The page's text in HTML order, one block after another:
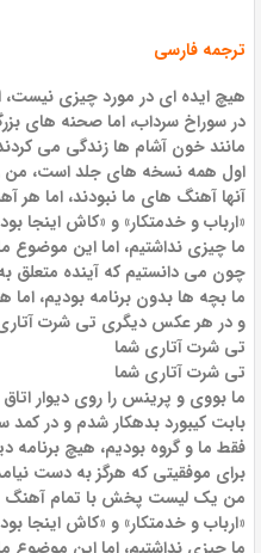
ترجمه فارسی
هیچ ایده ای در مورد چیزی
در سوراخ سرداب، اما صحنه های
مانند خون آشام ها زندگی می
اول همه نسخه های جلد است، من روی
آنها آهنگ های ما نبودند، اما هر
«ارباب و خدمتکار» و «کاش اینجا
ما چیزی نداشتیم، اما این موضوع ما
چون می دانستیم که آینده متعلق
ما بچه ها بدون برنامه بودیم،
و در هر عکس دیگری تی شرت آتاری
تی شرت آتاری شما
تی شرت آتاری شما
ما بووی و پرینس را روی دیوار
بابت کیبورد بدهکار شدم و در
فقط ما و گروه بودیم، هیچ برنامه
برای موفقیتی که هرگز به دست
من یک لیست پخش با تمام آهنگ
«ارباب و خدمتکار» و «کاش اینجا